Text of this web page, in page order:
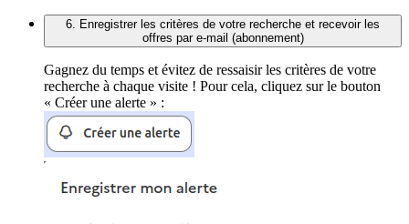
6. Enregistrer les critères de votre recherche et recevoir les
offres par e-mail (abonnement)
Gagnez du temps et évitez de ressaisir les critères de votre
recherche à chaque visite ! Pour cela, cliquez sur le bouton
« Créer une alerte » :